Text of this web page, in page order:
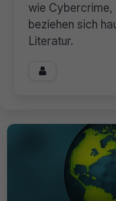
wie Cybercrime,
beziehen sich
Literatur.
